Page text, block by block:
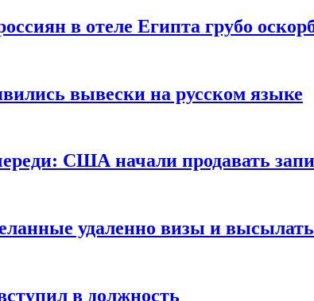
в отеле Египта грубо
вывески на русском языке
США начали продавать
удаленно визы и
в должность